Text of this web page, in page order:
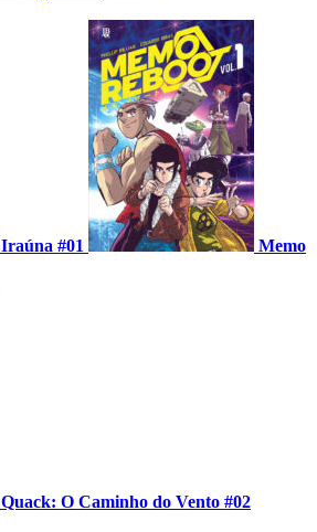
Iraúna #01
Memo
Quack: O Caminho do Vento #02